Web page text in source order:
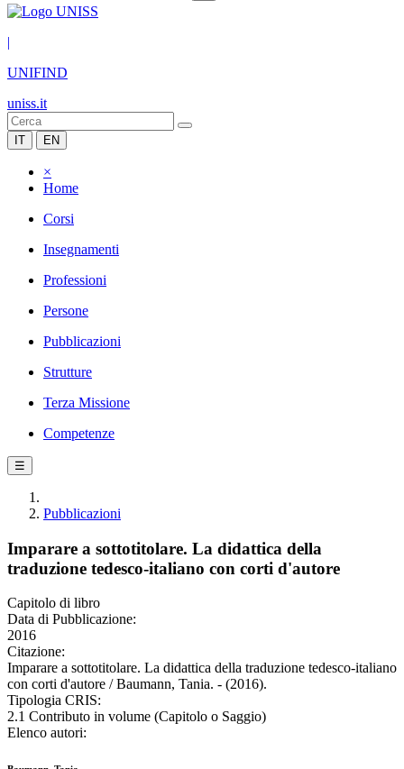
|
UNIFIND
uniss.it
IT EN
×
Home
Corsi
Insegnamenti
Professioni
Persone
Pubblicazioni
Strutture
Terza Missione
Competenze
☰
Pubblicazioni
Imparare a sottotitolare. La didattica della
traduzione tedesco-italiano con corti d'autore
Capitolo di libro
Data di Pubblicazione:
2016
Citazione:
Imparare a sottotitolare. La didattica della traduzione tedesco-italiano
con corti d'autore / Baumann, Tania. - (2016).
Tipologia CRIS:
2.1 Contributo in volume (Capitolo o Saggio)
Elenco autori: